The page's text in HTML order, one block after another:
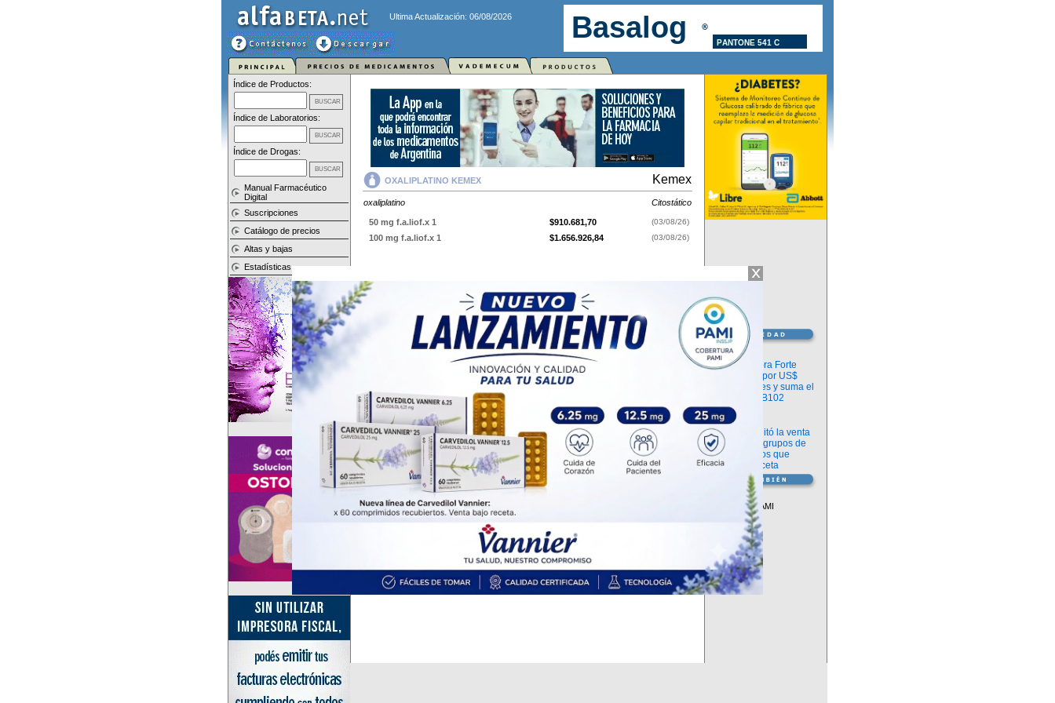
Ultima Actualización: 06/08/2026
Índice de Productos:
Índice de Laboratorios:
Índice de Drogas:
Manual Farmacéutico
Digital
Suscripciones
Catálogo de precios
Altas y bajas
Estadísticas
OXALIPLATINO KEMEX Kemex
oxaliplatino Citostático
50 mg f.a.liof.x 1 $910.681,70 (03/08/26)
100 mg f.a.liof.x 1 $1.656.926,84 (03/08/26)
. Es producido porKemexy cuenta con 2 presentaciones
disponibles.
Explorar más
Otros productos conoxaliplatino
Otros productos de
Información
argenx compra Forte
Biosciences por US$
2.200 millones y suma el
anticuerpo FB102
Información
ANMAT habilitó la venta
libre de diez grupos de
medicamentos que
requerían receta
Vademécum
Descuentos PAMI